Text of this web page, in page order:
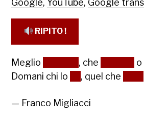
Google,YouTube, Google
RIPITO !
Meglio , che o
Domani chi lo
, quel che
— Franco Migliacci